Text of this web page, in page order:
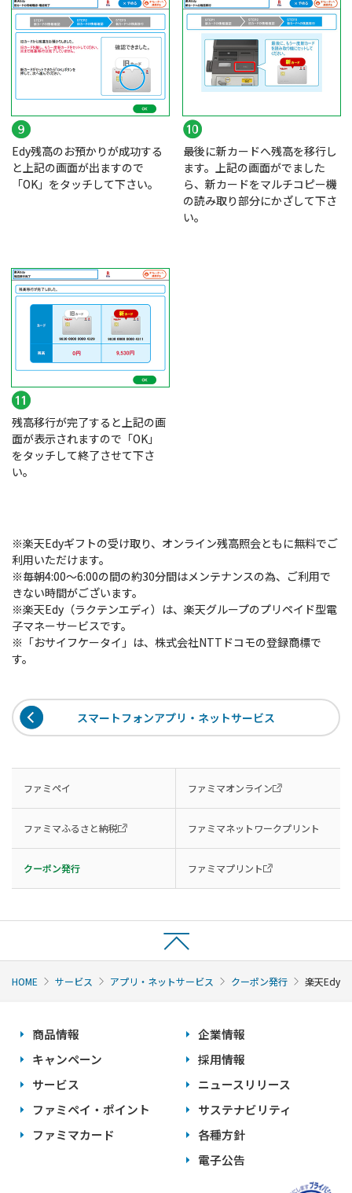
Edy残高のお預かりが成功する
と上記の画面が出ますので
「OK」をタッチして下さい。
最後に新カードへ残高を移行し
ます。上記の画面がでました
ら、新カードをマルチコピー機
の読み取り部分にかざして下さ
い。
残高移行が完了すると上記の画
面が表示されますので「OK」
をタッチして終了させて下さ
い。
※楽天Edyギフトの受け取り、オンライン残高照会ともに無料でご
利用いただけます。
※毎朝4:00～6:00の間の約30分間はメンテナンスの為、ご利用で
きない時間がございます。
※楽天Edy（ラクテンエディ）は、楽天グループのプリペイド型電
子マネーサービスです。
※「おサイフケータイ」は、株式会社NTTドコモの登録商標で
す。
スマートフォンアプリ・ネットサービス
ファミペイ ファミマオンライン
ファミマふるさと納税 ファミマネットワークプリント
クーポン発行 ファミマプリント
HOME サービス アプリ・ネットサービス クーポン発行 楽天Edy
商品情報
キャンペーン
サービス
ファミペイ・ポイント
ファミマカード
企業情報
採用情報
ニュースリリース
サステナビリティ
各種方針
電子公告